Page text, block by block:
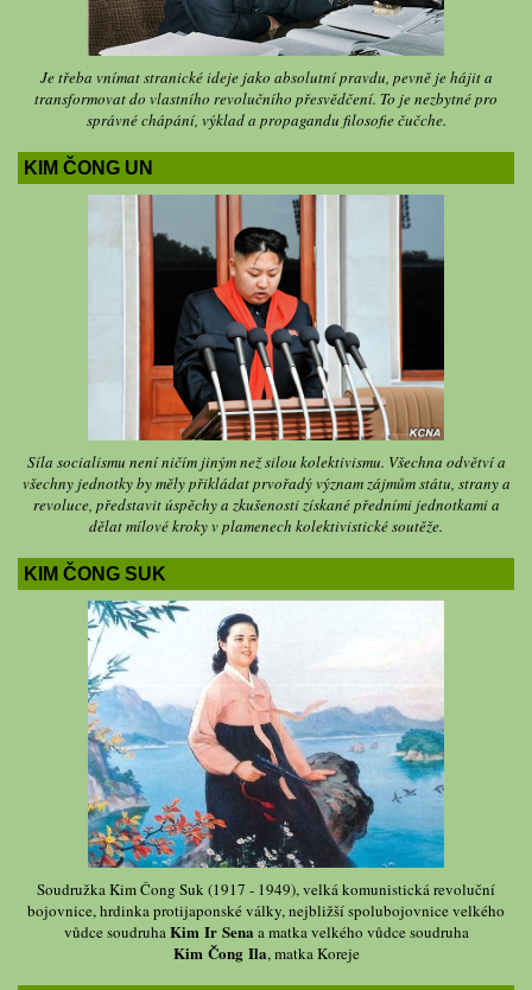
Je třeba vnímat stranické ideje jako absolutní pravdu, pevně je hájit a
transformovat do vlastního revolučního přesvědčení. To je nezbytné pro
správné chápání, výklad a propagandu filosofie čučche.
KIM ČONG UN
Síla socialismu není ničím jiným než silou kolektivismu. Všechna odvětví a
všechny jednotky by měly přikládat prvořadý význam zájmům státu, strany a
revoluce, představit úspěchy a zkušenosti získané předními jednotkami a
dělat mílové kroky v plamenech kolektivistické soutěže.
KIM ČONG SUK
Soudružka Kim Čong Suk (1917 - 1949), velká komunistická revoluční
bojovnice, hrdinka protijaponské války, nejbližší spolubojovnice velkého
vůdce soudruhaKim Ir Sena a matka velkého vůdce soudruha
Kim Čong Ila, matka Koreje